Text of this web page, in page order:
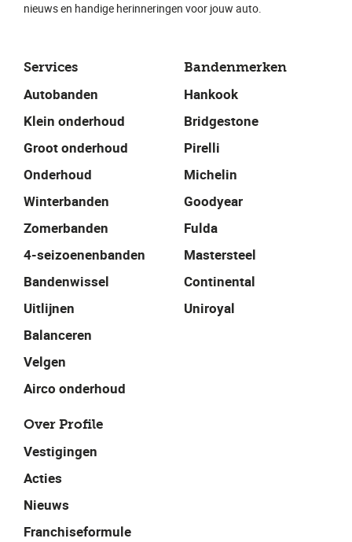
Services
Autobanden
Klein onderhoud
Groot onderhoud
Onderhoud
Winterbanden
Zomerbanden
4-seizoenenbanden
Bandenwissel
Uitlijnen
Balanceren
Velgen
Airco onderhoud
Bandenmerken
Hankook
Bridgestone
Pirelli
Michelin
Goodyear
Fulda
Mastersteel
Continental
Uniroyal
Over Profile
Vestigingen
Acties
Nieuws
Franchiseformule
nieuws en handige herinneringen voor jouw auto.